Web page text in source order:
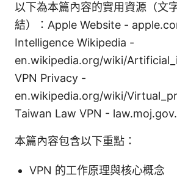
以下為本篇內容的實用資源（文
結）：Apple Website -
Intelligence Wikipedia -
en.wikipedia.org/wiki/
VPN Privacy -
en.wikipedia.org/wiki/
Taiwan Law VPN -
本篇內容包含以下重點：
VPN 的工作原理與核心概念